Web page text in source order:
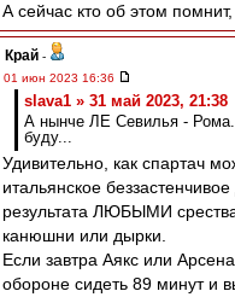
А сейчас кто об этом
Край -
01 июн 2023 16:36
slava1 » 31 май 2023, 21:38
А нынче ЛЕ Севилья -
буду...
Удивительно, как спартач
итальянское
результата ЛЮБЫМИ
канюшни или дырки.
Если завтра Аякс или
обороне сидеть 89 минут и